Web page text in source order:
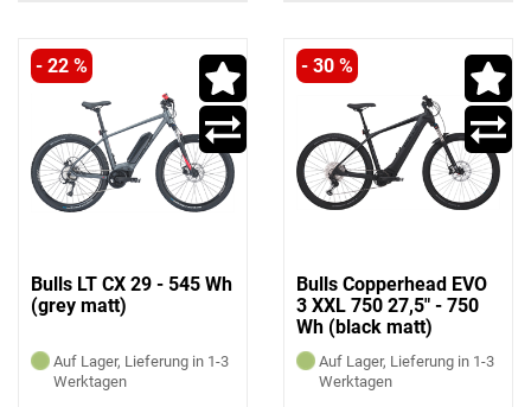
- 22 %
Bulls LT CX 29 - 545 Wh
(grey matt)
Auf Lager, Lieferung in 1-3
Werktagen
- 30 %
Bulls Copperhead EVO
3 XXL 750 27,5" - 750
Wh (black matt)
Auf Lager, Lieferung in 1-3
Werktagen